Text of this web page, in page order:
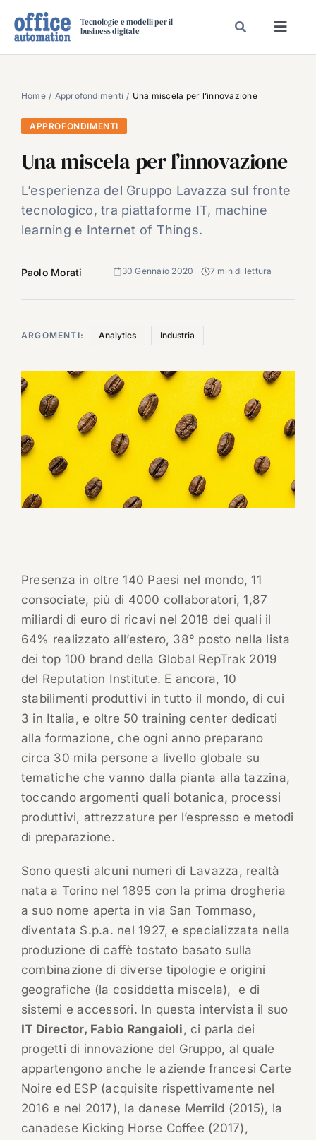
Tecnologie e modelli per il
business digitale
SPECIAL PAPER
TAVOLE ROTONDE DI REDAZIONE
CARRIERE
VIDEO
EVENTI
Home Approfondimenti Una miscela per l’innovazione
APPROFONDIMENTI
Una miscela per l’innovazione
L’esperienza del Gruppo Lavazza sul fronte
tecnologico, tra piattaforme IT, machine
learning e Internet of Things.
Paolo Morati 30 Gennaio 2020 7 min di lettura
ARGOMENTI: Analytics Industria
Presenza in oltre 140 Paesi nel mondo, 11
consociate, più di 4000 collaboratori, 1,87
miliardi di euro di ricavi nel 2018 dei quali il
64% realizzato all’estero, 38° posto nella lista
dei top 100 brand della Global RepTrak 2019
del Reputation Institute. E ancora, 10
stabilimenti produttivi in tutto il mondo, di cui
3 in Italia, e oltre 50 training center dedicati
alla formazione, che ogni anno preparano
circa 30 mila persone a livello globale su
tematiche che vanno dalla pianta alla tazzina,
toccando argomenti quali botanica, processi
produttivi, attrezzature per l’espresso e metodi
di preparazione.
Sono questi alcuni numeri di Lavazza, realtà
nata a Torino nel 1895 con la prima drogheria
a suo nome aperta in via San Tommaso,
diventata S.p.a. nel 1927, e specializzata nella
produzione di caffè tostato basato sulla
combinazione di diverse tipologie e origini
geografiche (la cosiddetta miscela), e di
sistemi e accessori. In questa intervista il suo
IT Director, Fabio Rangaioli, ci parla dei
progetti di innovazione del Gruppo, al quale
appartengono anche le aziende francesi Carte
Noire ed ESP (acquisite rispettivamente nel
2016 e nel 2017), la danese Merrild (2015), la
canadese Kicking Horse Coffee (2017),